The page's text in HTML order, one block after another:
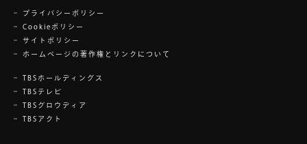
プライバシーポリシー
Cookieポリシー
サイトポリシー
ホームページの著作権とリンクについて
TBSホールディングス
TBSテレビ
TBSグロウディア
TBSアクト